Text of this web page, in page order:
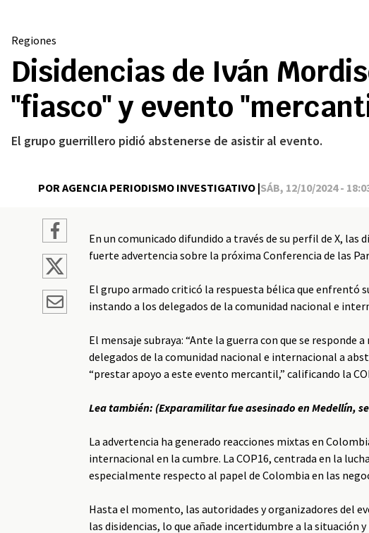
Regiones
Disidencias de Iván
"fiasco" y evento
El grupo guerrillero pidió abstenerse de asistir al evento.
POR AGENCIA PERIODISMO INVESTIGATIVO |SÁB, 12/10/2024 -
En un comunicado difundido a través de su perfil de X, las
fuerte advertencia sobre la próxima Conferencia de las
El grupo armado criticó la respuesta bélica que enfrentó
instando a los delegados de la comunidad nacional e
El mensaje subraya: “Ante la guerra con que se
delegados de la comunidad nacional e internacional a
“prestar apoyo a este evento mercantil,” calificando la
Lea también: (Exparamilitar fue asesinado en Medellín,
La advertencia ha generado reacciones mixtas en
internacional en la cumbre. La COP16, centrada en la
especialmente respecto al papel de Colombia en las
Hasta el momento, las autoridades y organizadores del
las disidencias, lo que añade incertidumbre a la situación